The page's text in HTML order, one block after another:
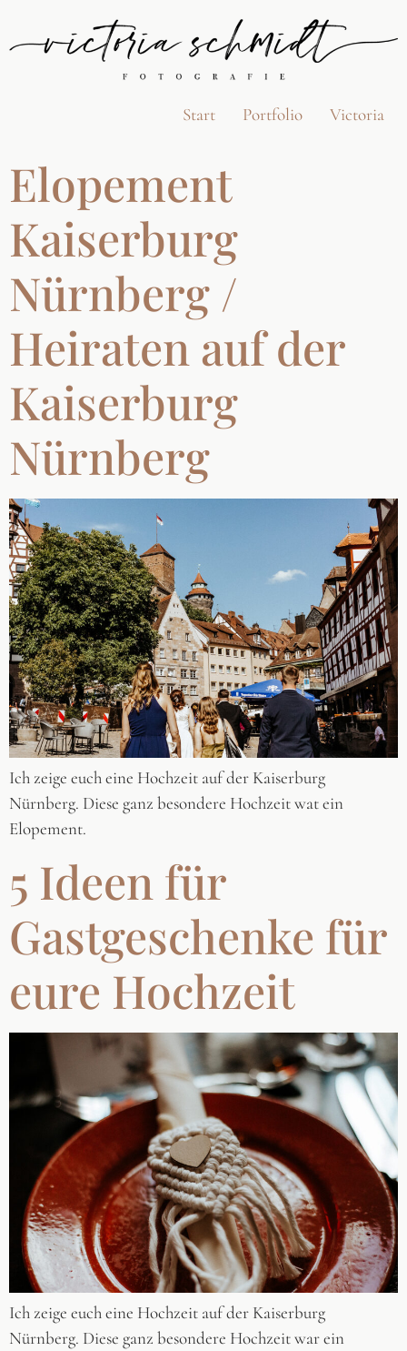
Start Portfolio Victoria
Elopement
Kaiserburg
Nürnberg /
Heiraten auf der
Kaiserburg
Nürnberg
Ich zeige euch eine Hochzeit auf der Kaiserburg
Nürnberg. Diese ganz besondere Hochzeit wat ein
Elopement.
5 Ideen für
Gastgeschenke für
eure Hochzeit
Ich zeige euch eine Hochzeit auf der Kaiserburg
Nürnberg. Diese ganz besondere Hochzeit war ein